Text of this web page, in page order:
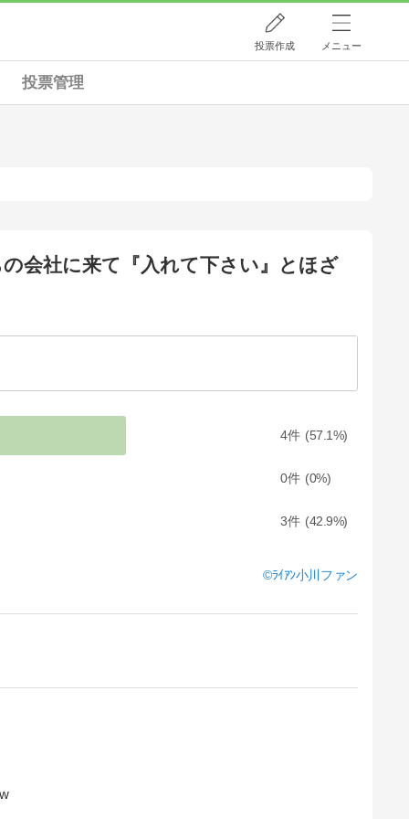
投票作成 メニュー
投票管理
会社に来て『入れて下さい』とほざ
4 57.1
0 0
3 42.9
ﾗｲｱﾝ小川ファン